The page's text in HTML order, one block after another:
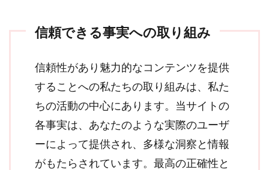
信頼できる事実への取り組み
信頼性があり魅力的なコンテンツを提供
することへの私たちの取り組みは、私た
ちの活動の中心にあります。当サイトの
各事実は、あなたのような実際のユーザ
ーによって提供され、多様な洞察と情報
がもたらされています。最高の正確性と